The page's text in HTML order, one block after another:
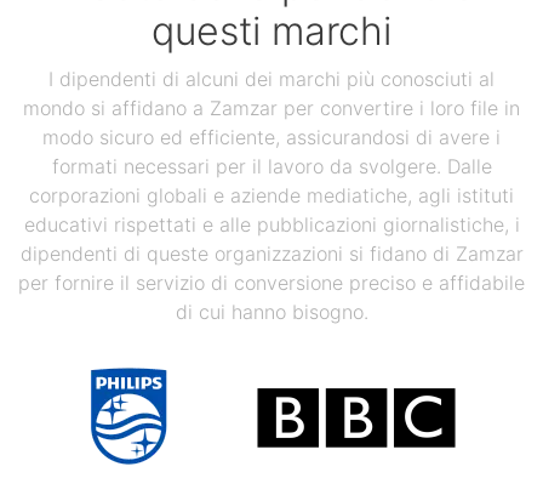
questi marchi
I dipendenti di alcuni dei marchi più conosciuti al
mondo si affidano a Zamzar per convertire i loro file in
modo sicuro ed efficiente, assicurandosi di avere i
formati necessari per il lavoro da svolgere. Dalle
corporazioni globali e aziende mediatiche, agli istituti
educativi rispettati e alle pubblicazioni giornalistiche, i
dipendenti di queste organizzazioni si fidano di Zamzar
per fornire il servizio di conversione preciso e affidabile
di cui hanno bisogno.